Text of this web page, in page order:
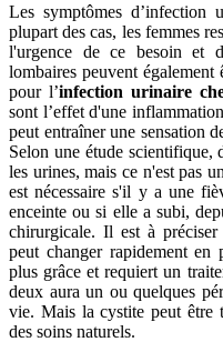
Les symptômes d’infection
plupart des cas, les femmes
l'urgence de ce besoin et
lombaires peuvent également
pour l’infection urinaire
sont l’effet d'une
peut entraîner une sensation
Selon une étude scientifique,
les urines, mais ce n'est pas
est nécessaire s'il y a une
enceinte ou si elle a subi,
chirurgicale. Il est à
peut changer rapidement en
plus grâce et requiert un
deux aura un ou quelques
vie. Mais la cystite peut être
des soins naturels.